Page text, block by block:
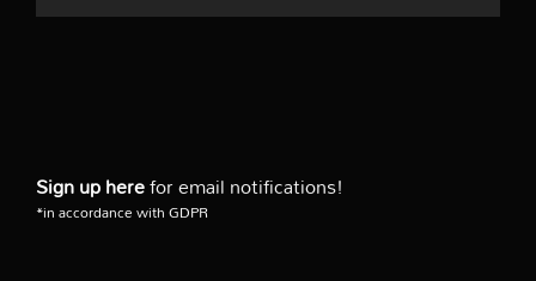
Sign up herefor email notifications!
*in accordance with GDPR